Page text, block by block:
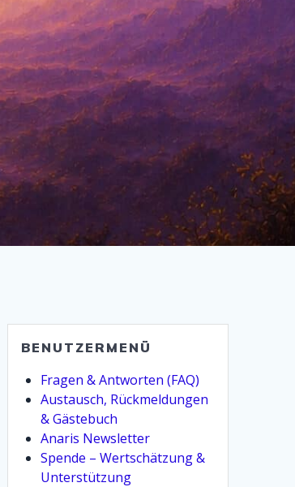
BENUTZERMENÜ
Fragen & Antworten (FAQ)
Austausch, Rückmeldungen
& Gästebuch
Anaris Newsletter
Spende – Wertschätzung &
Unterstützung